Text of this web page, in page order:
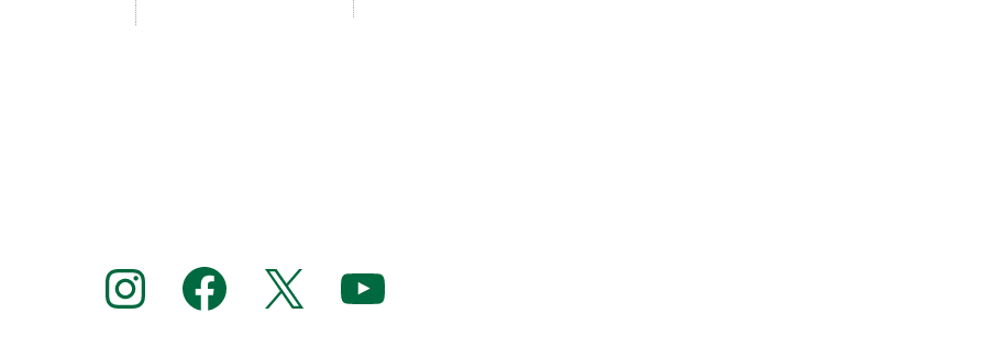
Instagram Facebook X YouTube